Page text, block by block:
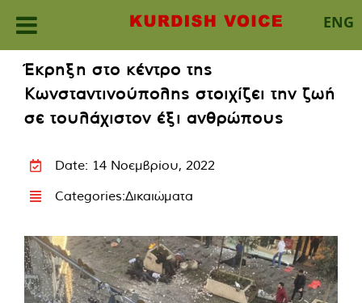
ENG
content
Έκρηξη στο κέντρο της
Κωνσταντινούπολης στοιχίζει την ζωή
σε τουλάχιστον έξι ανθρώπους
Date: 14 Νοεμβρίου, 2022
Categories:Δικαιώματα